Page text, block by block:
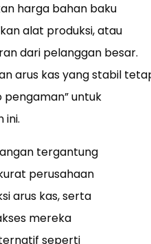
harga bahan baku
alat produksi, atau
dari pelanggan besar.
arus kas yang stabil
pengaman” untuk
ini.
tergantung
perusahaan
arus kas, serta
mereka
seperti